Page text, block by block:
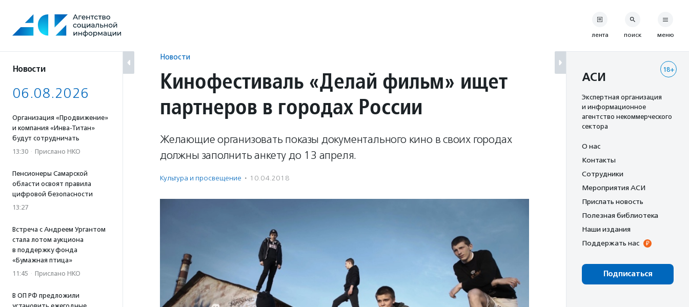
содержанию
Новости
06.08.2026
Организация «Продвижение»
и компания «Инва-Титан»
будут сотрудничать
13:30 · Прислано НКО
Пенсионеры Самарской
области освоят правила
цифровой безопасности
13:27
Встреча с Андреем Ургантом
стала лотом аукциона
в поддержку фонда
«Бумажная птица»
11:45 · Прислано НКО
В ОП РФ предложили
Новости
Кинофестиваль «Делай фильм» ищет
партнеров в городах России
Желающие организовать показы документального кино в своих городах
должны заполнить анкету до 13 апреля.
Культура и просвещение · 10.04.2018
лента поиск меню
18+
АСИ
Экспертная организация
и информационное
агентство некоммерческого
сектора
О нас
Контакты
Сотрудники
Мероприятия АСИ
Прислать новость
Полезная библиотека
Наши издания
Поддержать нас
Подписаться